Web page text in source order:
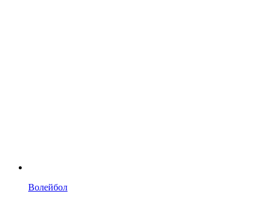
Волейбол